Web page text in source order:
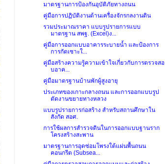
มาตรฐานการป้องกันอุบัติภัยทางถนน
คู่มือการปฏิบัติงานด้านเครื่องจักรกลงานดิน
รวมประมาณราคา แบบรูปรายการแบบ
มาตรฐาน สพฐ. (Excel)ง...
คู่มือการออกแบบอาคารระบายน้ำ และป้องการ
การกัดเซาะใ...
คู่มือสร้างความรู้ความเข้าใจเกี่ยวกับการตรวจสอ
บอาค...
คู่มือมาตรฐานบ้านพักผู้สูงอายุ
ประเภทของเกาะกลางถนน และการออกแบบรูป
ตัดงานขยายทางหลวง
แบบรูปรายการก่อสร้าง สำหรับสถานศึกษาใน
สังกัด สอศ.
การใช้ผลการสำรวจดินในการออกแบบฐานราก
โครงสร้างสะพาน
มาตรฐานการอุดซ่อมโพรงใต้แผ่นพื้นถนน
คอนกรีต (Subsea...